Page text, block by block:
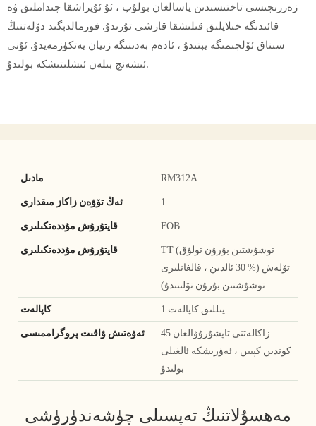
زەررىچىسى تاختىسىدىن ياسالغان بولۇپ ، ئۇ ئۇپراشقا چىداملىق ۋە
قائىدىگە خىلاپلىق قىلىشقا قارشى تۇرىدۇ. فورمالدېگىد دۆلەتنىڭ
سىناق ئۆلچىمىگە يېتىدۇ ، ئادەم بەدىنىگە زىيان يەتكۈزمەيدۇ. ئۇنى
ئىشەنچ بىلەن ئىشلىتىشكە بولىدۇ.
RM312A
1
FOB
TT (توشۇشتىن بۇرۇن تولۇق
تۆلەش (% 30 ئالدىن ، قالغانلىرى
كاپالەت 1 يىللىق كاپالەت
زاكالەتنى تاپشۇرۇۋالغان 45
كۈندىن كېيىن ، ئەۋرىشكە ئالغىلى
بولىدۇ
مەھسۇلاتنىڭ تەپسىلى چۈشەندۈرۈشى